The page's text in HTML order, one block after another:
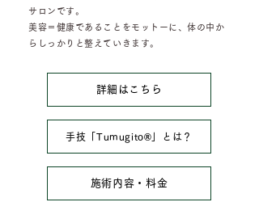
サロンです。
美容＝健康であることをモットーに、体の中か
らしっかりと整えていきます。
詳細はこちら
手技「Tumugito®︎」とは？
施術内容・料金